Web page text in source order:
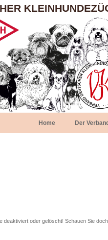
Home Der Verband
deaktiviert oder gelöscht! Schauen Sie